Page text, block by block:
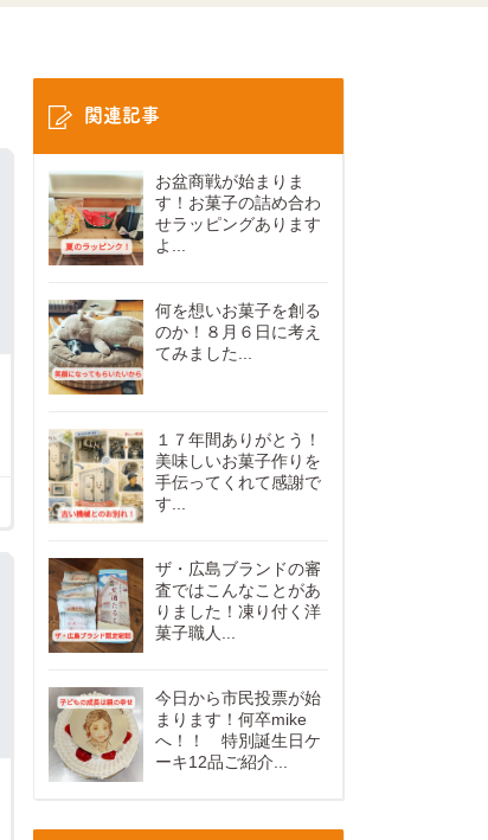
関連記事
お盆商戦が始まりま
す！お菓子の詰め合わ
せラッピングあります
よ...
何を想いお菓子を創る
のか！８月６日に考え
てみました...
１７年間ありがとう！
美味しいお菓子作りを
手伝ってくれて感謝で
す...
ザ・広島ブランドの審
査ではこんなことがあ
りました！凍り付く洋
菓子職人...
今日から市民投票が始
まります！何卒mike
へ！！ 特別誕生日ケ
ーキ12品ご紹介...